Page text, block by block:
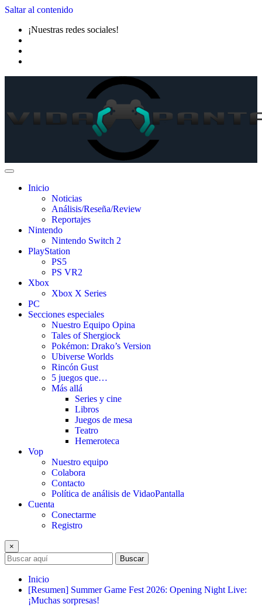
Saltar al contenido
¡Nuestras redes sociales!
Inicio
Noticias
Análisis/Reseña/Review
Reportajes
Nintendo
Nintendo Switch 2
PlayStation
PS5
PS VR2
Xbox
Xbox X Series
PC
Secciones especiales
Nuestro Equipo Opina
Tales of Shergiock
Pokémon: Drako’s Version
Ubiverse Worlds
Rincón Gust
5 juegos que…
Más allá
Series y cine
Libros
Juegos de mesa
Teatro
Hemeroteca
Vop
Nuestro equipo
Colabora
Contacto
Política de análisis de VidaoPantalla
Cuenta
Conectarme
Registro
×
Buscar
Inicio
[Resumen] Summer Game Fest 2026: Opening Night Live:
¡Muchas sorpresas!